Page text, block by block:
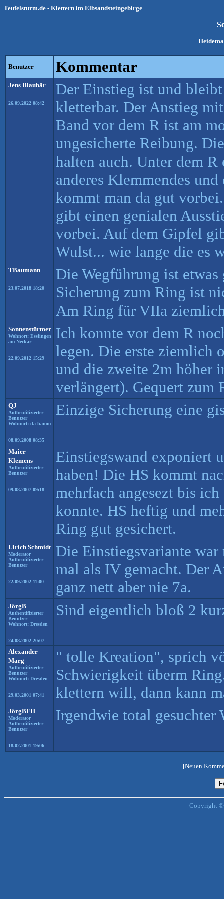
Teufelsturm.de - Klettern im Elbsandsteingebirge
Benutzer Kommentar
Jens Blaubär
26.09.2022 08:42
Der Einstieg ist und
kletterbar. Der Anstieg
Band vor dem R ist am
ungesicherte Reibung.
halten auch. Unter dem
anderes Klemmendes
kommt man da gut
gibt einen genialen
vorbei. Auf dem Gipfel
Wulst... wie lange die es
TBaumann
23.07.2018 18:20
Die Wegführung ist
Sicherung zum Ring ist
Am Ring für VIIa
Sonnenstürmer
Wohnort: Esslingen
am Neckar
22.09.2012 15:29
Ich konnte vor dem R
legen. Die erste ziemlich
und die zweite 2m höher
verlängert). Gequert zum
QJ
Authentifizierter
Benutzer
Wohnort: da hamm
08.09.2008 08:35
Einzige Sicherung eine
Maier
Klemens
Authentifizierter
Benutzer
09.08.2007 09:18
Einstiegswand exponiert
haben! Die HS kommt
mehrfach angesezt bis
konnte. HS heftig und
Ring gut gesichert.
Ulrich Schmidt
Moderator
Authentifizierter
Benutzer
22.09.2002 11:00
Die Einstiegsvariante war
mal als IV gemacht. Der
ganz nett aber nie 7a.
JörgB
Authentifizierter
Benutzer
Wohnort: Dresden
24.08.2002 20:07
Sind eigentlich bloß 2
Alexander
Marg
Authentifizierter
Benutzer
Wohnort: Dresden
29.03.2001 07:41
" tolle Kreation", sprich
Schwierigkeit überm
klettern will, dann kann
JörgBFH
Moderator
Authentifizierter
Benutzer
18.02.2001 19:06
Irgendwie total gesuchter
[Neuen
Copyright ©